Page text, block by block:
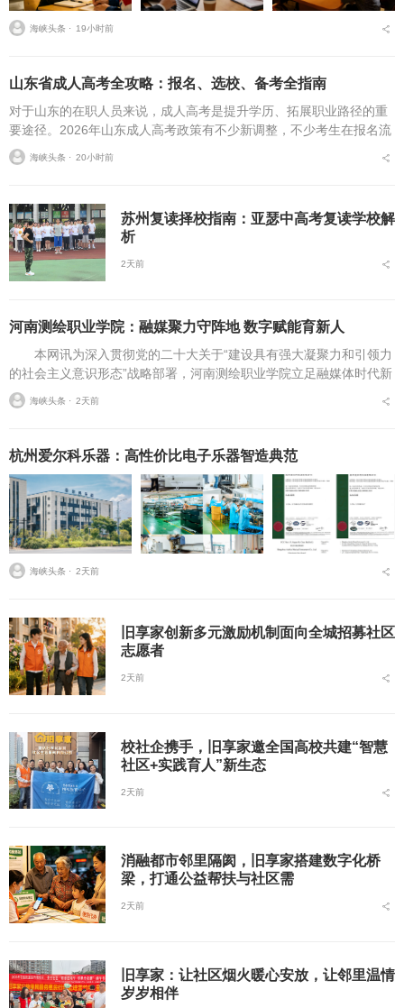
海峡头条 ⋅ 19小时前
山东省成人高考全攻略：报名、选校、备考全指南
对于山东的在职人员来说，成人高考是提升学历、拓展职业路径的重
要途径。2026年山东成人高考政策有不少新调整，不少考生在报名流
程、条件筛选、院校选择等方面存在诸多疑问，本文将从报名全流
程、报考条件、院校...
海峡头条 ⋅ 20小时前
苏州复读择校指南：亚瑟中高考复读学校解
析
2天前
河南测绘职业学院：融媒聚力守阵地 数字赋能育新人
本网讯为深入贯彻党的二十大关于“建设具有强大凝聚力和引领力
的社会主义意识形态”战略部署，河南测绘职业学院立足融媒体时代新
挑战，扎实推进在风险研判、机制创新、技术赋能、实践育人等方面
的路径分析与研...
海峡头条 ⋅ 2天前
杭州爱尔科乐器：高性价比电子乐器智造典范
海峡头条 ⋅ 2天前
旧享家创新多元激励机制面向全城招募社区
志愿者
2天前
校社企携手，旧享家邀全国高校共建“智慧
社区+实践育人”新生态
2天前
消融都市邻里隔阂，旧享家搭建数字化桥
梁，打通公益帮扶与社区需
2天前
旧享家：让社区烟火暖心安放，让邻里温情
岁岁相伴